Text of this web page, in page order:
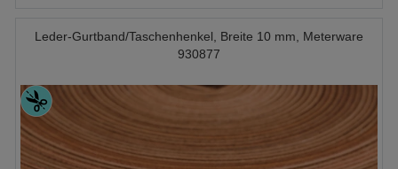
Leder-Gurtband/Taschenhenkel, Breite 10 mm, Meterware
930877